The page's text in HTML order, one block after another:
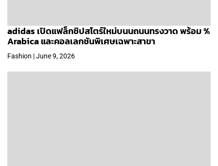
adidas เปิดแฟล็กชิปสโตร์ใหม่บนนถนนทรงวาด พร้อม %
Arabica และคอลเลกชันพิเศษเฉพาะสาขา
Fashion | June 9, 2026